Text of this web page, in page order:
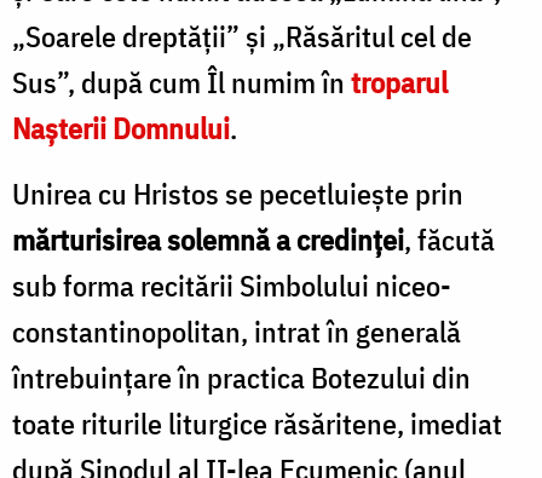
„Soarele dreptății” și „Răsăritul cel de
Sus”, după cum Îl numim în troparul
Nașterii Domnului.
Unirea cu Hristos se pecetluiește prin
mărturisirea solemnă a credinței, făcută
sub forma recitării Simbolului niceo-
constantinopolitan, intrat în generală
întrebuințare în practica Botezului din
toate riturile liturgice răsăritene, imediat
după Sinodul al II-lea Ecumenic (anul